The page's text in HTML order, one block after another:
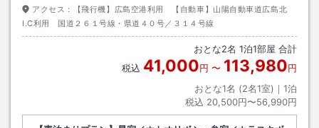
アクセス：
【飛行機】広島空港利用 【自動車】山陽自動車道広島北
I.C利用 国道２６１号線・県道４０号／３１４号線
おとな2名 1泊1部屋 合計
税込 41,000円 〜 113,980円
おとな1名 (2名1室)｜ 1泊
税込 20,500円〜56,990円